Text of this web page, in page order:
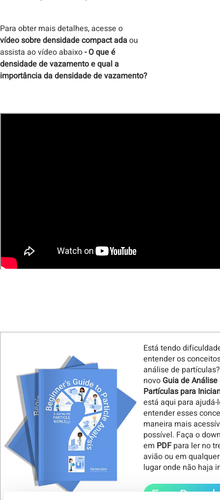
Para obter mais detalhes, acesse o
vídeo sobre densidade compactadaou
assista ao vídeo abaixo- O que é
densidade de vazamento e qual a
importância da densidade de vazamento?
Está tendo
entender os
análise de
novo Guia de Análise
Partículas para
está aqui para ajudá-
entender esses
maneira mais
possível. Faça o
em PDF para ler no
avião ou em
lugar onde não haja